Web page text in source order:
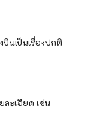
บินเป็นเรื่องปกติ
ะเอียด เช่น